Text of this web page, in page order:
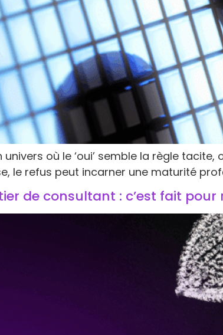
univers où le ‘oui’ semble la règle
le refus peut incarner une maturité
de consultant : c’est fait pour